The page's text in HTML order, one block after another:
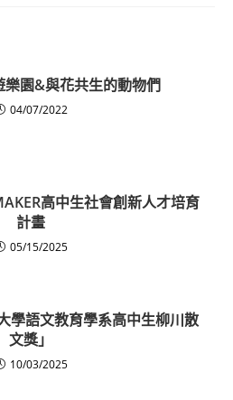
園&與花共生的動物們
04/07/2022
高中生社會創新人才培育
計畫
05/15/2025
學語文教育學系高中生柳川散
文獎」
10/03/2025